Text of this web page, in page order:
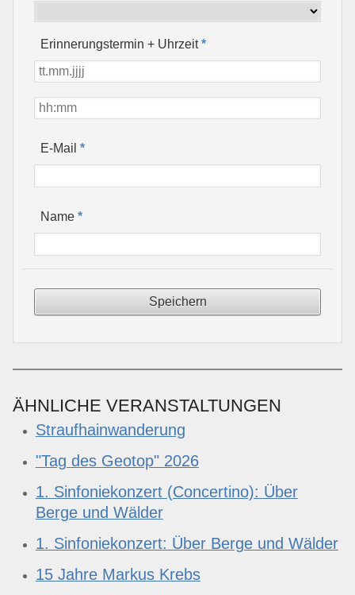
Erinnerungstermin + Uhrzeit*
E-Mail*
Name*
ÄHNLICHE VERANSTALTUNGEN
Straufhainwanderung
"Tag des Geotop" 2026
1. Sinfoniekonzert (Concertino): Über
Berge und Wälder
1. Sinfoniekonzert: Über Berge und Wälder
15 Jahre Markus Krebs